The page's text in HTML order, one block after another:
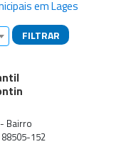
em Lages
FILTRAR
Bairro
152